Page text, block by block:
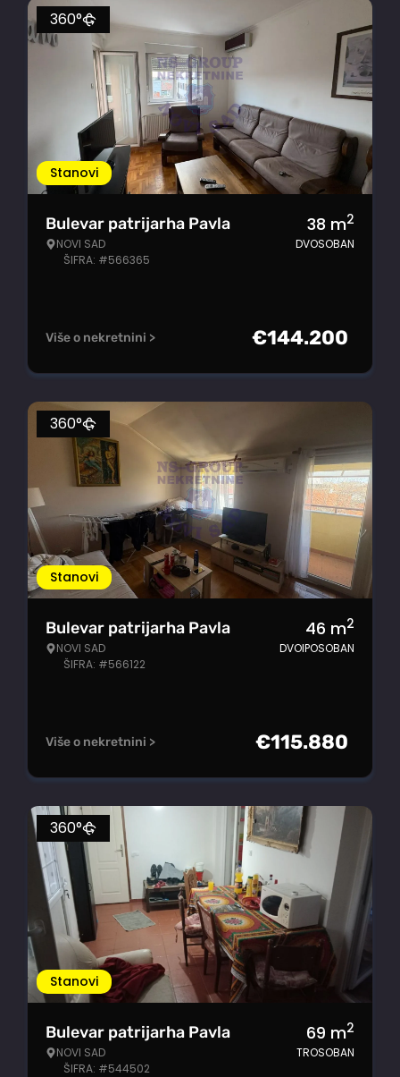
Stanovi
360°
Bulevar patrijarha Pavla
NOVI SAD
ŠIFRA: #566365
38 m2
DVOSOBAN
Više o nekretnini > €144.200
Stanovi
360°
Bulevar patrijarha Pavla
NOVI SAD
ŠIFRA: #566122
46 m2
DVOIPOSOBAN
Više o nekretnini > €115.880
Stanovi
360°
Bulevar patrijarha Pavla
NOVI SAD
ŠIFRA: #544502
69 m2
TROSOBAN